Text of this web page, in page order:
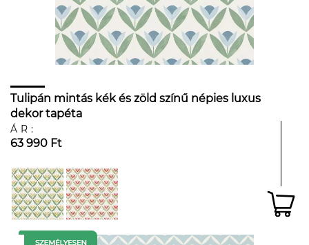
Tulipán mintás kék és zöld színű népies luxus
dekor tapéta
ÁR:
63 990 Ft